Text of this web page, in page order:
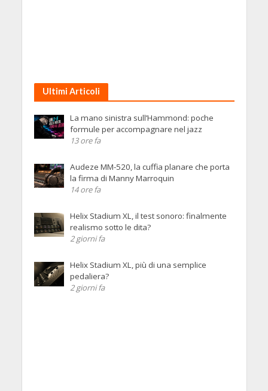
Ultimi Articoli
La mano sinistra sull’Hammond: poche
formule per accompagnare nel jazz
13 ore fa
Audeze MM-520, la cuffia planare che porta
la firma di Manny Marroquin
14 ore fa
Helix Stadium XL, il test sonoro: finalmente
realismo sotto le dita?
2 giorni fa
Helix Stadium XL, più di una semplice
pedaliera?
2 giorni fa